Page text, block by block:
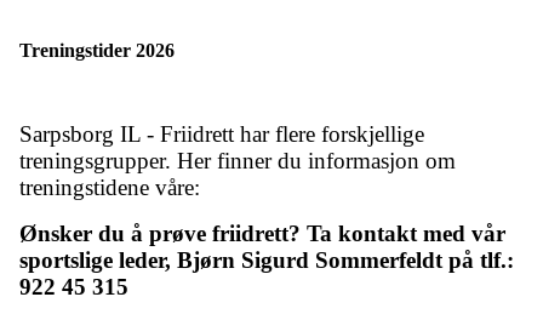
Treningstider 2026
Sarpsborg IL - Friidrett har flere forskjellige
treningsgrupper. Her finner du informasjon om
treningstidene våre:
Ønsker du å prøve friidrett? Ta kontakt med vår
sportslige leder, Bjørn Sigurd Sommerfeldt på tlf.:
922 45 315